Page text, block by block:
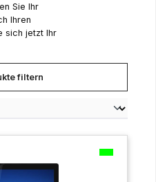
Sie Ihr
Ihren
sich jetzt Ihr
filtern